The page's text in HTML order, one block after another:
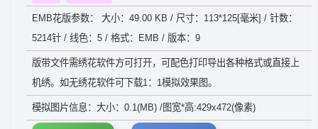
EMB花版参数： 大小：49.00 KB / 尺寸：113*125[毫米] / 针数：
5214针 / 线色：5 / 格式：EMB / 版本：9
版带文件需绣花软件方可打开，可配色打印导出各种格式或直接上
机绣。如无绣花软件可下载1：1模拟效果图。
模拟图片信息：大小：0.1(MB) /图宽*高:429x472(像素)